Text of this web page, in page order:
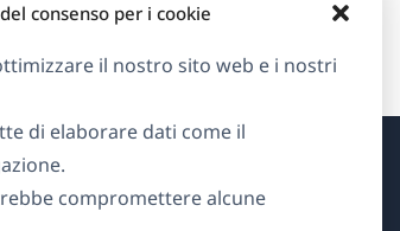
consenso per i cookie
il nostro sito web e i nostri
di elaborare dati come il
compromettere alcune
su WPML